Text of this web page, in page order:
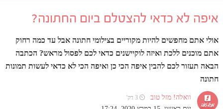
איפה לא כדאי להצטלם ביום החתונה?
אולי אתם מחפשים להיות מקוריים בצילומי חתונה אבל עד כמה רחוק
אתם מוכנים ללכת ואיזה לוקיישנים כדאי לכם לפסול מראש? הכתבה
הבאה תעזור לכם להבין איפה הכי כן ואיפה הכי לא כדאי לעשות תמונות
חתונה
וואלה! מזל טוב ⏲ 3 דק'